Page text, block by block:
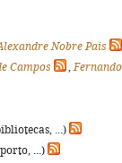
Nobre Pais
Campos ,Fernando
...)
...)